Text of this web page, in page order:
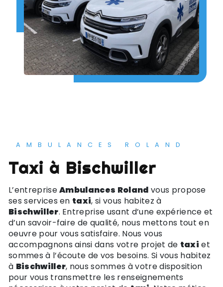
AMBULANCES ROLAND
taxi à Bischwiller
L’entrepriseAmbulances Roland vous propose
ses services en taxi, si vous habitez à
Bischwiller. Entreprise usant d’une expérience et
d’un savoir-faire de qualité, nous mettons tout en
oeuvre pour vous satisfaire. Nous vous
accompagnons ainsi dans votre projet de taxi et
sommes à l’écoute de vos besoins. Si vous habitez
à Bischwiller, nous sommes à votre disposition
pour vous transmettre les renseignements